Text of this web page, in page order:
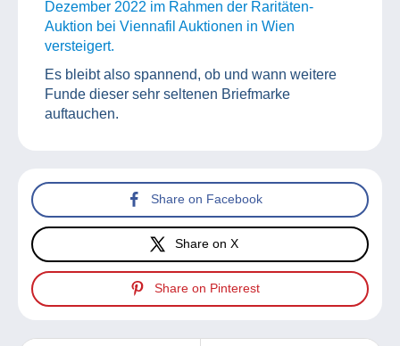
Dezember 2022 im Rahmen der Raritäten-
Auktion bei Viennafil Auktionen in Wien
versteigert.
Es bleibt also spannend, ob und wann weitere
Funde dieser sehr seltenen Briefmarke
auftauchen.
Share on Facebook
Share on X
Share on Pinterest